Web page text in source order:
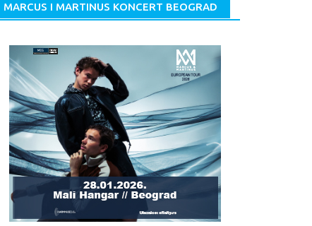
MARCUS I MARTINUS KONCERT BEOGRAD